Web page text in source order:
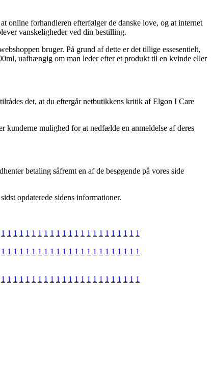
online forhandleren efterfølger de danske love, og at internet
vanskeligheder ved din bestilling.
bruger. På grund af dette er det tillige essesentielt,
uafhængig om man leder efter et produkt til en kvinde eller
det, at du eftergår netbutikkens kritik af Elgon I Care
mulighed for at nedfælde en anmeldelse af deres
betaling såfremt en af de besøgende på vores side
opdaterede sidens informationer.
1 1 1 1 1 1 1 1 1 1 1 1 1 1 1 1 1 1 1 1 1 1 1
1 1 1 1 1 1 1 1 1 1 1 1 1 1 1 1 1 1 1 1 1 1 1
1 1 1 1 1 1 1 1 1 1 1 1 1 1 1 1 1 1 1 1 1 1 1